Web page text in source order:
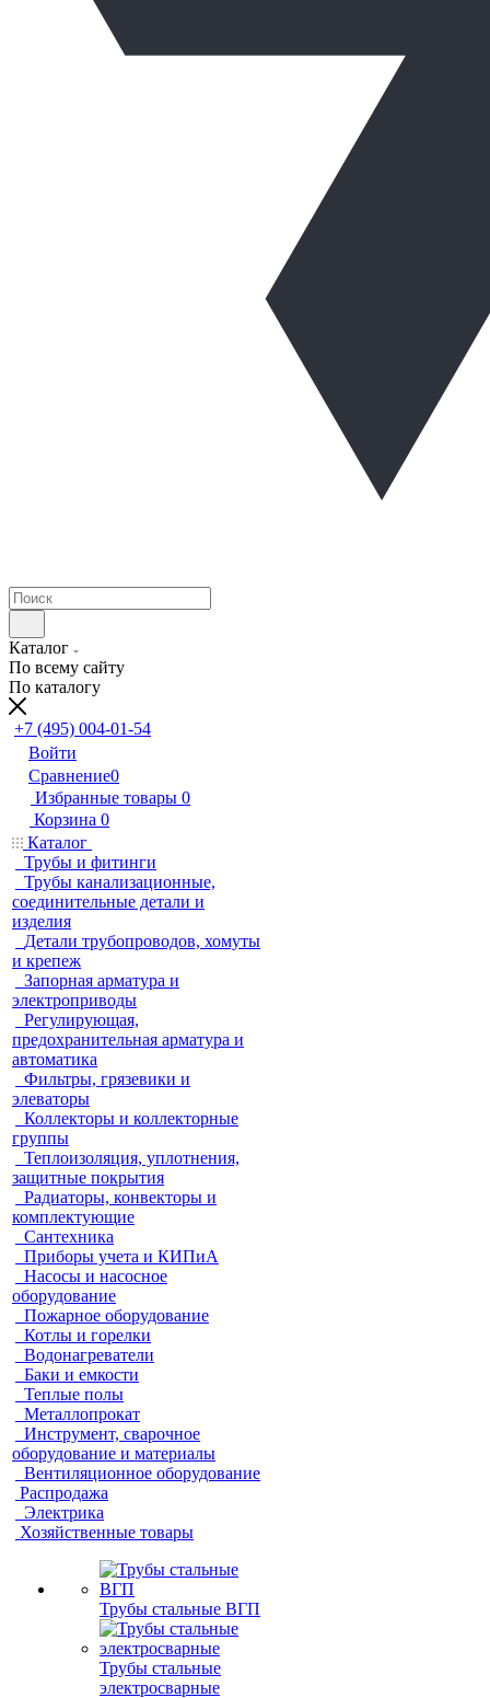
Каталог
По всему сайту
По каталогу
+7 (495) 004-01-54
Войти
Сравнение0
Избранные товары 0
Корзина 0
Каталог
Трубы и фитинги
Трубы канализационные,
соединительные детали и
изделия
Детали трубопроводов, хомуты
и крепеж
Запорная арматура и
электроприводы
Регулирующая,
предохранительная арматура и
автоматика
Фильтры, грязевики и
элеваторы
Коллекторы и коллекторные
группы
Теплоизоляция, уплотнения,
защитные покрытия
Радиаторы, конвекторы и
комплектующие
Сантехника
Приборы учета и КИПиА
Насосы и насосное
оборудование
Пожарное оборудование
Котлы и горелки
Водонагреватели
Баки и емкости
Теплые полы
Металлопрокат
Инструмент, сварочное
оборудование и материалы
Вентиляционное оборудование
Распродажа
Электрика
Хозяйственные товары
Трубы стальные ВГП
Трубы стальные
электросварные